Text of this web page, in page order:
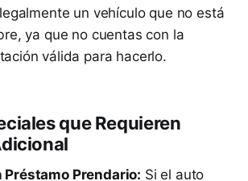
un vehículo que no está
ya que no cuentas con la
válida para hacerlo.
que Requieren
Prendario: Si el auto